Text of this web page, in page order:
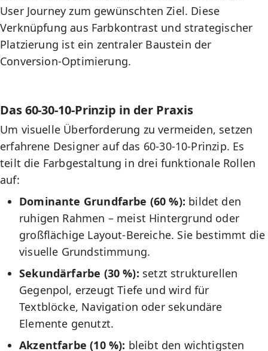
User Journey zum gewünschten Ziel. Diese
Verknüpfung aus Farbkontrast und strategischer
Platzierung ist ein zentraler Baustein der
Conversion-Optimierung.
Das 60-30-10-Prinzip in der Praxis
Um visuelle Überforderung zu vermeiden, setzen
erfahrene Designer auf das 60-30-10-Prinzip. Es
teilt die Farbgestaltung in drei funktionale Rollen
auf:
Dominante Grundfarbe (60 %): bildet den
ruhigen Rahmen – meist Hintergrund oder
großflächige Layout-Bereiche. Sie bestimmt die
visuelle Grundstimmung.
Sekundärfarbe (30 %): setzt strukturellen
Gegenpol, erzeugt Tiefe und wird für
Textblöcke, Navigation oder sekundäre
Elemente genutzt.
Akzentfarbe (10 %): bleibt den wichtigsten